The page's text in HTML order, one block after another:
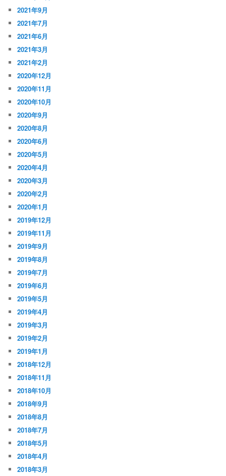
2021年9月
2021年7月
2021年6月
2021年3月
2021年2月
2020年12月
2020年11月
2020年10月
2020年9月
2020年8月
2020年6月
2020年5月
2020年4月
2020年3月
2020年2月
2020年1月
2019年12月
2019年11月
2019年9月
2019年8月
2019年7月
2019年6月
2019年5月
2019年4月
2019年3月
2019年2月
2019年1月
2018年12月
2018年11月
2018年10月
2018年9月
2018年8月
2018年7月
2018年5月
2018年4月
2018年3月